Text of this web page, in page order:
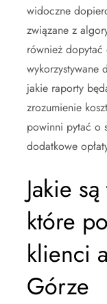
widoczne
związane z
również
wykorzystywane
jakie raporty
zrozumienie
powinni pytać o
dodatkowe
Jakie
które
klienci
Górze